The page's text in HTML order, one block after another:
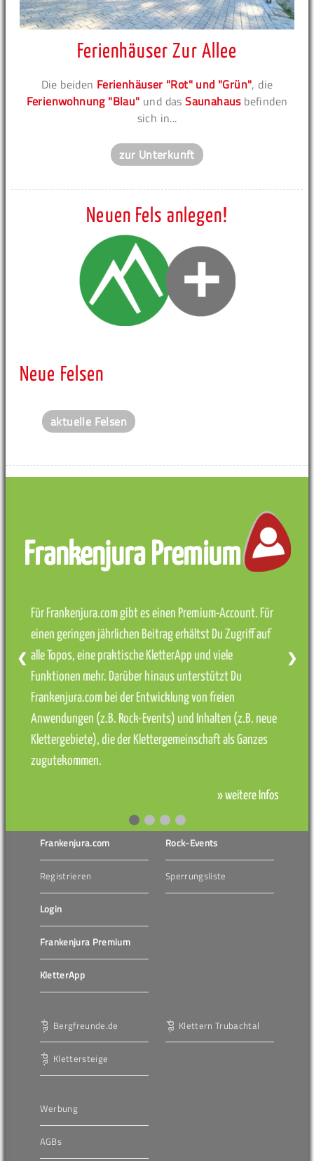
Ferienhäuser Zur Allee
Die beiden Ferienhäuser "Rot" und "Grün", die
Ferienwohnung "Blau" und dasSaunahausbefinden
sich in...
zur Unterkunft
Neuen Fels anlegen!
Neue Felsen
aktuelle Felsen
Frankenjura Premium
Für Frankenjura.com gibt es einen Premium-Account. Für
einen geringen jährlichen Beitrag erhältst Du Zugriff auf
alle Topos, eine praktische KletterApp und viele
Funktionen mehr. Darüber hinaus unterstützt Du
Frankenjura.com bei der Entwicklung von freien
Anwendungen (z.B. Rock-Events) und Inhalten (z.B. neue
Klettergebiete), die der Klettergemeinschaft als Ganzes
zugutekommen.
» weitere Infos
❮ ❯
Frankenjura.com
Registrieren
Login
Frankenjura Premium
KletterApp
Rock-Events
Sperrungsliste
Bergfreunde.de
Klettersteige
Klettern Trubachtal
Werbung
AGBs